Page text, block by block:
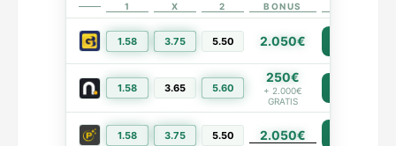
1 X 2 BONUS
1.58 3.75 5.50 2.050€
1.58 3.65 5.60
250€
+ 2.000€
GRATIS
1.58 3.75 5.50 2.050€